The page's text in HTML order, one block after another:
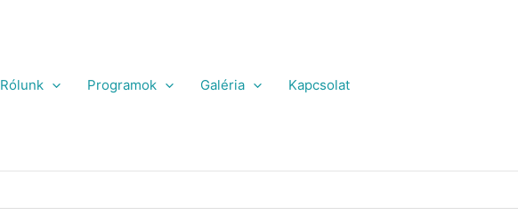
Rólunk Programok Galéria Kapcsolat